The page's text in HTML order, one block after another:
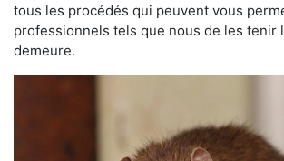
tous les procédés qui peuvent vous
professionnels tels que nous de les tenir
demeure.